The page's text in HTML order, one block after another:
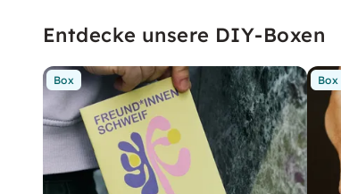
Entdecke unsere DIY-Boxen
Box Box